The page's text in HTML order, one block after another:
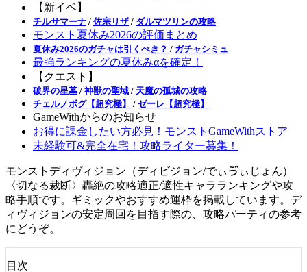
【新イベ】
チルサマーナ / 佐宗リザ/ ダルマツリンの攻略
モンスト夏休み2026の評価まとめ
夏休み2026のガチャは引くべき？ / ガチャシミュ
最強ランキングの夏休みαを確定！
【クエスト】
破界の星墓 / 神獣の聖域 / 天魔の孤城の攻略
チェルノボグ【超究極】
/ ゼーレ【超究極】
GameWithからのお知らせ
お得に課金したい方必見！モンストGameWithストア
未経験可&完全在宅！攻略ライター募集！
モンストディヴィジョン（ディビジョン/でぃゔぃじょん）
〈切なる裁断〉轟絶の攻略適正/適性キャラランキングや攻
略手順です。ギミックやおすすめ運枠を掲載しています。デ
ィヴィジョンの安定周回を目指す際の、攻略パーティの参考
にどうぞ。
目次